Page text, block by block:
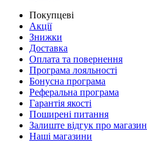
Покупцеві
Акції
Знижки
Доставка
Оплата та повернення
Програма лояльності
Бонусна програма
Реферальна програма
Гарантія якості
Поширені питання
Залиште відгук про магазин
Наші магазини